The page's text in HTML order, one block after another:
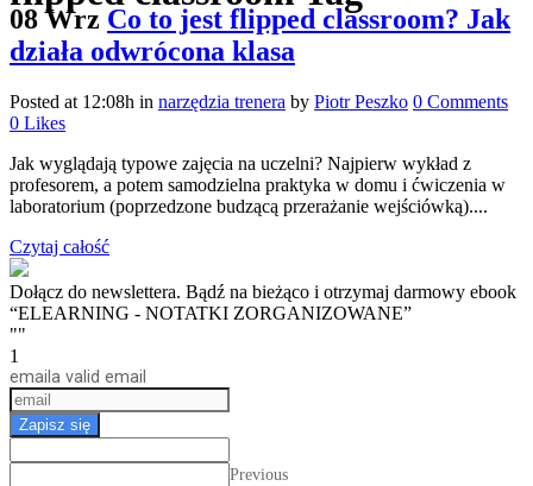
08 Wrz Co to jest flipped classroom? Jak
działa odwrócona klasa
Posted at 12:08h in narzędzia trenera by Piotr Peszko 0 Comments
0 Likes
Jak wyglądają typowe zajęcia na uczelni? Najpierw wykład z
profesorem, a potem samodzielna praktyka w domu i ćwiczenia w
laboratorium (poprzedzone budzącą przerażanie wejściówką)....
Czytaj całość
Dołącz do newslettera. Bądź na bieżąco i otrzymaj darmowy ebook
“ELEARNING - NOTATKI ZORGANIZOWANE”
""
1
email a valid email
Zapisz się
Previous